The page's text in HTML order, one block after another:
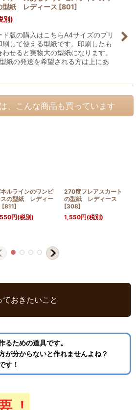
型紙 レディース [801]
別)
ド版の購入はこちらA4サイズのプリ
刷して使える型紙です。印刷したも
せると実物大の型紙になります。
紙の発送を希望される方は上にあ
、こんな商品も買っています
ルラインのワンピ
スの型紙 レディー
[811]
円(税別)
270度フレアスカート
の型紙 レディース
[308]
1,550円(税別)
おきたいこと
るための道具です。
が分からないと作れませんよね？
す！